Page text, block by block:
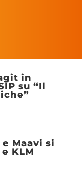
in
su “Il
Maavi si
KLM